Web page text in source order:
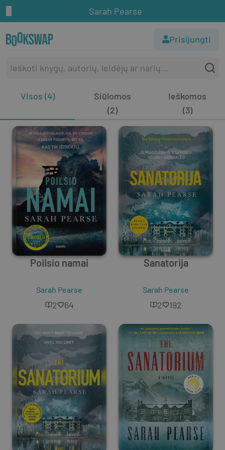
Sarah Pearse
Prisijungti
Visos (4)
Siūlomos
(2)
Ieškomos
(3)
Poilsio namai
Sarah Pearse
2 64
Sanatorija
Sarah Pearse
2 192